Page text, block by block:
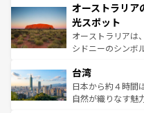
部のニューオーリ
文化が魅力。旅行
しみながら、その
るだろう。車での
情報は
ワイ島は見逃せな
島だが、静かな自
おすすめ。エメラ
文化や歴史が息づ
人々、おいしいロ
ク、伝統的なフラ
っている。訪れる
オーストラリア
光スポット
オーストラリアは
シドニーのシンボ
リアリーフや大陸
ク）、タスマニア
ど、見どころがた
台湾
日本から約４時間
自然が織りなす魅